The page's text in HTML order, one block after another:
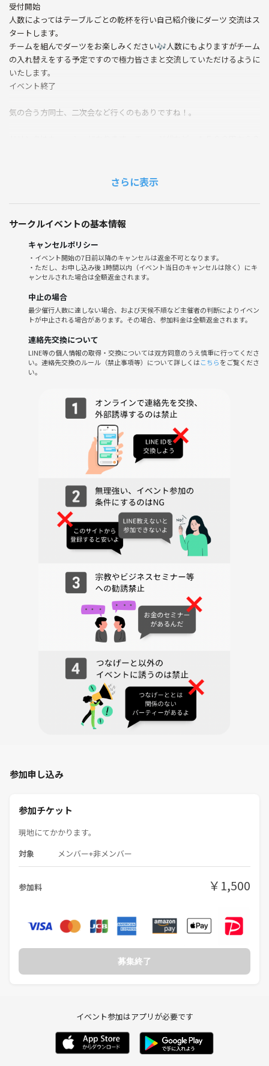
受付開始
人数によってはテーブルごとの乾杯を行い自己紹介後にダーツ 交流はス
タートします。
チームを組んでダーツをお楽しみください🎶人数にもよりますがチーム
の入れ替えをする予定ですので極力皆さまと交流していただけるように
いたします。
イベント終了
気の合う方同士、二次会など行くのもありですね！。
現地にて追加料金がございます。人数に応じて変動いたします。
さらに表示
サークルイベントの基本情報
キャンセルポリシー
・イベント開始の7日前以降のキャンセルは返金不可となります。
・ただし、お申し込み後 1時間以内（イベント当日のキャンセルは除く）にキ
ャンセルされた場合は全額返金されます。
中止の場合
最少催行人数に達しない場合、および天候不順など主催者の判断によりイベン
トが中止される場合があります。その場合、参加料金は全額返金されます。
連絡先交換について
LINE等の個人情報の取得・交換については双方同意のうえ慎重に行ってくださ
い。連絡先交換のルール（禁止事項等）について詳しくはこちらをご覧くださ
い。
参加申し込み
参加チケット
現地にてかかります。
対象 メンバー+非メンバー
参加料 ￥1,500
募集終了
イベント参加はアプリが必要です